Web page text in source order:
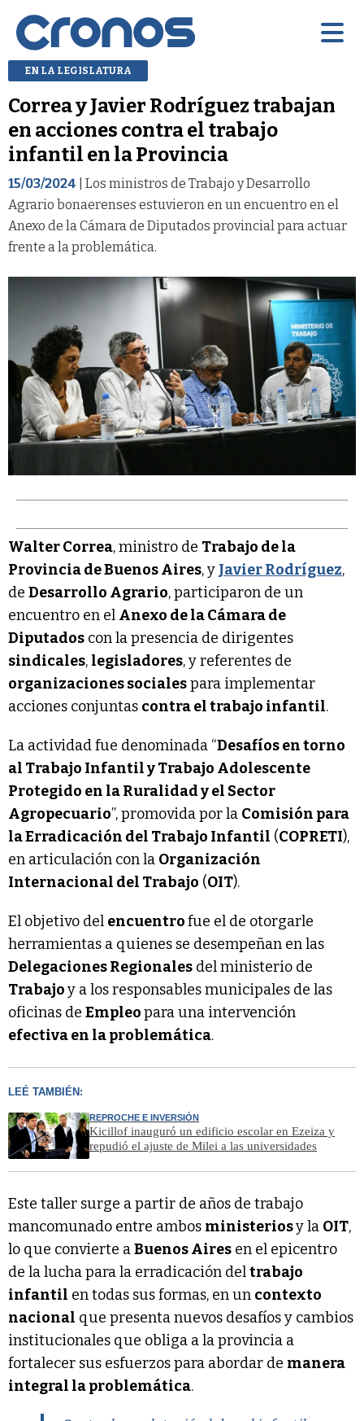
EN LA LEGISLATURA
Correa y Javier Rodríguez trabajan
en acciones contra el trabajo
infantil en la Provincia
15/03/2024 | Los ministros de Trabajo y Desarrollo
Agrario bonaerenses estuvieron en un encuentro en el
Anexo de la Cámara de Diputados provincial para actuar
frente a la problemática.
Walter Correa, ministro de Trabajo de la
Provincia de Buenos Aires, y Javier Rodríguez,
de Desarrollo Agrario, participaron de un
encuentro en el Anexo de la Cámara de
Diputados con la presencia de dirigentes
sindicales, legisladores, y referentes de
organizaciones socialespara implementar
acciones conjuntas contra el trabajo infantil.
La actividad fue denominada “Desafíos en torno
al Trabajo Infantil y Trabajo Adolescente
Protegido en la Ruralidad y el Sector
Agropecuario”, promovida por la Comisión para
la Erradicación del Trabajo Infantil (COPRETI),
en articulación con la Organización
Internacional del Trabajo (OIT).
El objetivo del encuentrofue el de otorgarle
herramientas a quienes se desempeñan en las
Delegaciones Regionales del ministerio de
Trabajoy a los responsables municipales de las
oficinas de Empleopara una intervención
efectiva en la problemática.
LEÉ TAMBIÉN:
REPROCHE E INVERSIÓN
Kicillof inauguró un edificio escolar en Ezeiza y
repudió el ajuste de Milei a las universidades
Este taller surge a partir de años de trabajo
mancomunado entre ambos ministeriosy la OIT,
lo que convierte aBuenos Aires en el epicentro
de la lucha para la erradicación deltrabajo
infantil en todas sus formas, en un contexto
nacional que presenta nuevos desafíos y cambios
institucionales que obliga a la provincia a
fortalecer sus esfuerzos para abordar de manera
integral la problemática.